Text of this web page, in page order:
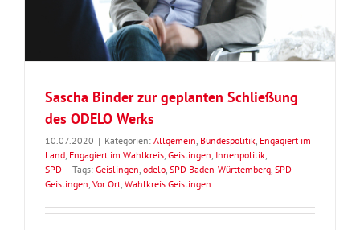
Sascha Binder zur geplanten Schließung
des ODELO Werks
10.07.2020 | Kategorien: Allgemein Bundespolitik Engagiert im
Land Engagiert im Wahlkreis Geislingen Innenpolitik
SPD | Tags: Geislingen odelo SPD Baden-Württemberg SPD
Geislingen Vor Ort Wahlkreis Geislingen